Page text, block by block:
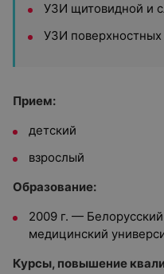
УЗИ щитовидной и
УЗИ поверхностных
Прием:
детский
взрослый
Образование:
2009 г. —
медицинский
Курсы, повышение